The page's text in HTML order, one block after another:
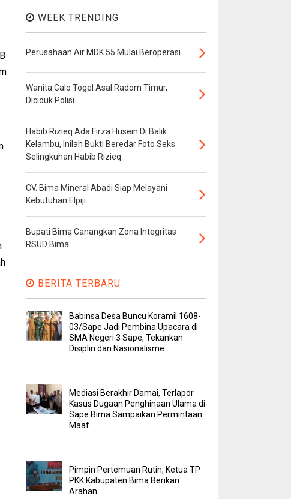
WEEK TRENDING
Perusahaan Air MDK 55 Mulai Beroperasi
Wanita Calo Togel Asal Radom Timur,
Diciduk Polisi
Habib Rizieq Ada Firza Husein Di Balik
Kelambu, Inilah Bukti Beredar Foto Seks
Selingkuhan Habib Rizieq
CV. Bima Mineral Abadi Siap Melayani
Kebutuhan Elpiji
Bupati Bima Canangkan Zona Integritas
RSUD Bima
BERITA TERBARU
Babinsa Desa Buncu Koramil 1608-
03/Sape Jadi Pembina Upacara di
SMA Negeri 3 Sape, Tekankan
Disiplin dan Nasionalisme
Mediasi Berakhir Damai, Terlapor
Kasus Dugaan Penghinaan Ulama di
Sape Bima Sampaikan Permintaan
Maaf
Pimpin Pertemuan Rutin, Ketua TP
PKK Kabupaten Bima Berikan
Arahan